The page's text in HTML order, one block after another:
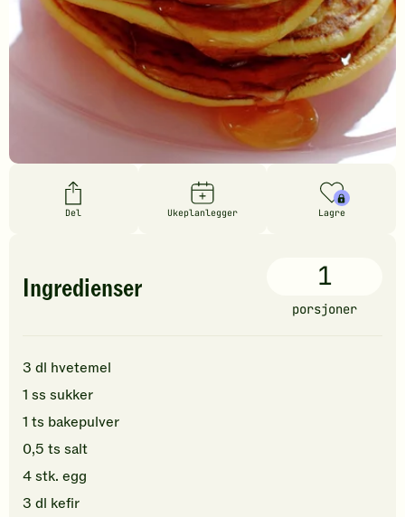
Del Ukeplanlegger Lagre
Ingredienser 1
porsjoner
3 dl hvetemel
1 ss sukker
1 ts bakepulver
0,5 ts salt
4stk. egg
3 dl kefir